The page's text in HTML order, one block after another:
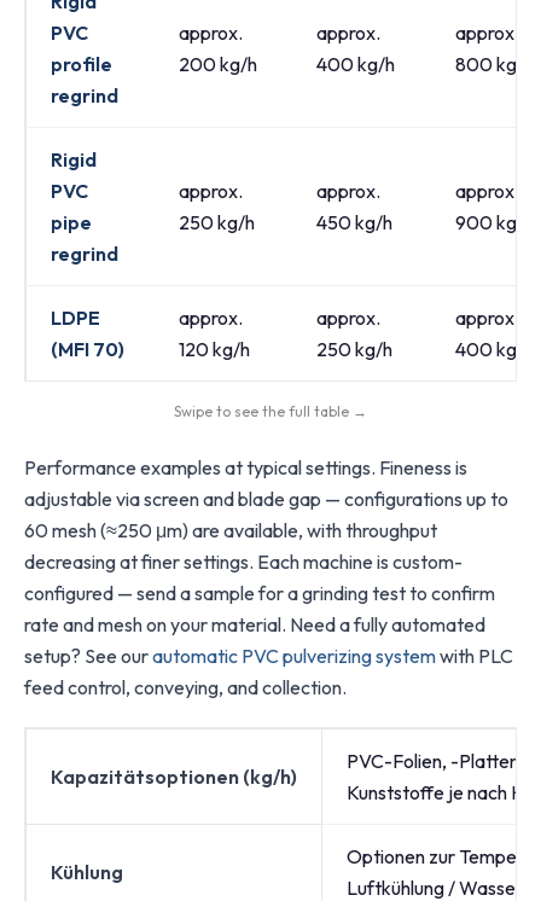
PVC
profile
regrind
approx.
200 kg/h
approx.
400 kg/h
approx.
800 kg/h
Rigid
PVC
pipe
regrind
approx.
250 kg/h
approx.
450 kg/h
approx.
900 kg/h
LDPE
(MFI 70)
approx.
120 kg/h
approx.
250 kg/h
approx.
400 kg/h
Swipe to see the full table →
Performance examples at typical settings. Fineness is
adjustable via screen and blade gap — configurations up to
60 mesh (≈250 μm) are available, with throughput
decreasing at finer settings. Each machine is custom-
configured — send a sample for a grinding test to confirm
rate and mesh on your material. Need a fully automated
setup? See ourautomatic PVC pulverizing systemwith PLC
feed control, conveying, and collection.
Kapazitätsoptionen (kg/h)
PVC-Folien, -Platten,
Kunststoffe je nach
Kühlung
Optionen zur
Luftkühlung /